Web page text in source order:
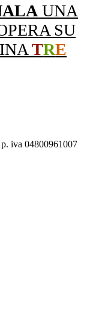
UNA
SU
TRE
iva 04800961007